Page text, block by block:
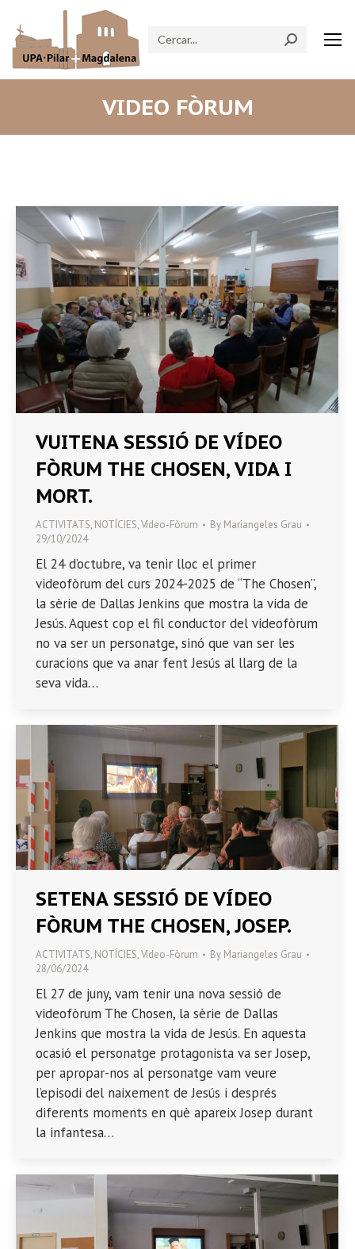
Search:
VIDEO FÒRUM
VUITENA SESSIÓ DE VÍDEO
FÒRUM THE CHOSEN, VIDA I
MORT.
ACTIVITATS, NOTÍCIES,Vídeo-Fòrum By Mariangeles Grau
29/10/2024
El 24 d’octubre, va tenir lloc el primer
videofòrum del curs 2024-2025 de “The Chosen”,
la sèrie de Dallas Jenkins que mostra la vida de
Jesús. Aquest cop el fil conductor del videofòrum
no va ser un personatge, sinó que van ser les
curacions que va anar fent Jesús al llarg de la
seva vida…
SETENA SESSIÓ DE VÍDEO
FÒRUM THE CHOSEN, JOSEP.
ACTIVITATS, NOTÍCIES,Vídeo-Fòrum By Mariangeles Grau
28/06/2024
El 27 de juny, vam tenir una nova sessió de
videofòrum The Chosen, la sèrie de Dallas
Jenkins que mostra la vida de Jesús. En aquesta
ocasió el personatge protagonista va ser Josep,
per apropar-nos al personatge vam veure
l’episodi del naixement de Jesús i després
diferents moments en què apareix Josep durant
la infantesa…